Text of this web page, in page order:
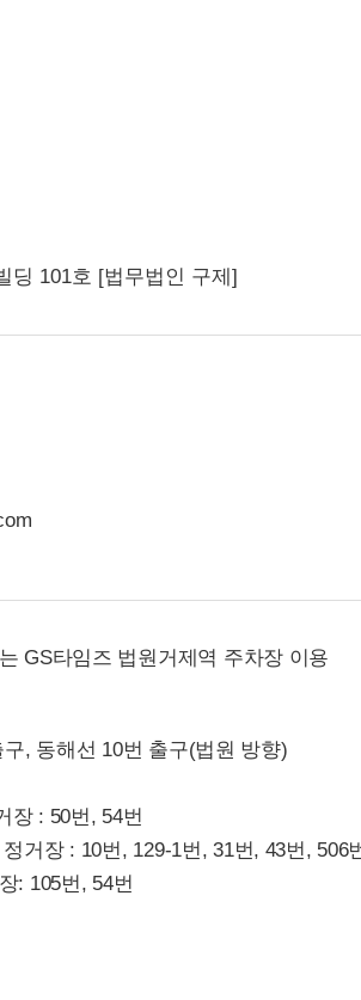
딩 101호 [법무법인 구제]
GS타임즈 법원거제역 주차장 이용
, 동해선 10번 출구(법원 방향)
장 : 50번, 54번
거장 : 10번, 129-1번, 31번, 43번, 506
: 105번, 54번